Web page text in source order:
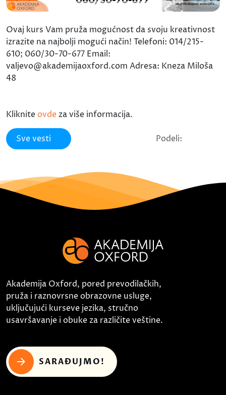
Ovaj kurs Vam pruža mogućnost da svoju kreativnost
izrazite na najbolji mogući način! Telefoni: 014/215-
610; 060/30-70-677 Email:
valjevo@akademijaoxford.com Adresa: Kneza Miloša
48
Kliknite ovde za više informacija.
Sve vesti Podeli:
Akademija Oxford, pored prevodilačkih,
pruža i raznovrsne obrazovne usluge,
uključujući kurseve jezika, stručno
usavršavanje i obuke za različite veštine.
SARAĐUJMO!